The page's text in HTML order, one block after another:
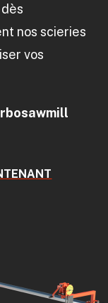
nos scieries
vos